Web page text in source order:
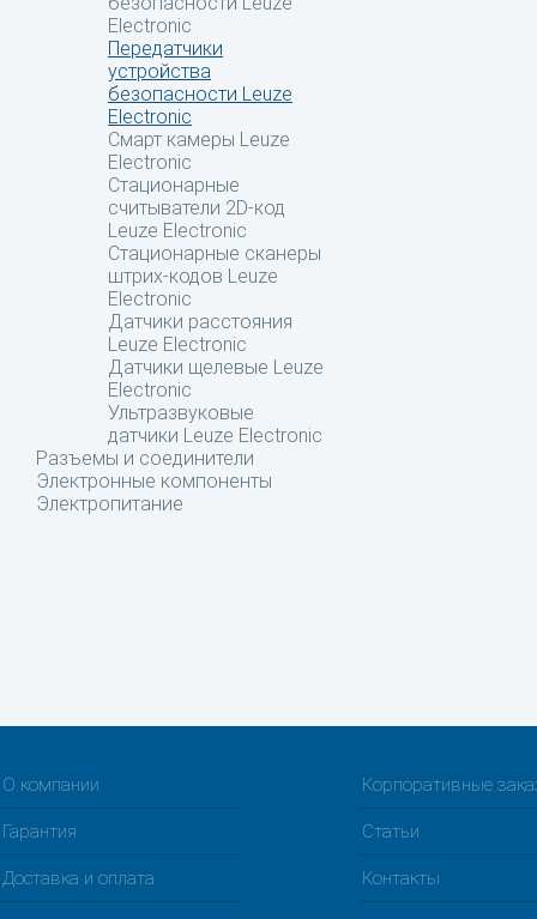
Electronic
Передатчики
устройства
безопасности Leuze
Electronic
Смарт камеры Leuze
Electronic
Стационарные
считыватели 2D-код
Leuze Electronic
Стационарные сканеры
штрих-кодов Leuze
Electronic
Датчики расстояния
Leuze Electronic
Датчики щелевые Leuze
Electronic
Ультразвуковые
датчики Leuze Electronic
Разъемы и соединители
Электронные компоненты
Электропитание
О компании Корпоративные
Гарантия Статьи
Доставка и оплата Контакты